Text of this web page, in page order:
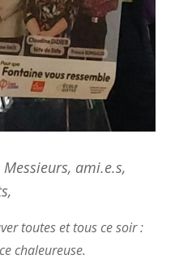
ami.e.s,
toutes et tous ce soir :
chaleureuse.